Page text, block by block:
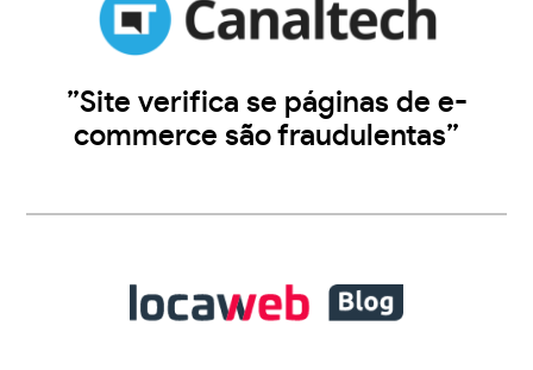
”Site verifica se páginas de e-
commerce são fraudulentas”